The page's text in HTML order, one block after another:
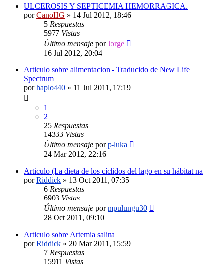
ULCEROSIS Y SEPTICEMIA HEMORRAGICA.
porCanoHG » 14 Jul 2012, 18:46
5 Respuestas
5977 Vistas
Último mensaje porJorge
16 Jul 2012, 20:04
Articulo sobre alimentacion - Traducido de New Life
Spectrum
porhaplo440 » 11 Jul 2011, 17:19
1
2
25 Respuestas
14333 Vistas
Último mensaje porp-luka
24 Mar 2012, 22:16
Articulo (La dieta de los cíclidos del lago en su hábitat na
porRiddick » 13 Oct 2011, 07:35
6 Respuestas
6903 Vistas
Último mensaje pormpulungu30
28 Oct 2011, 09:10
Articulo sobre Artemia salina
porRiddick » 20 Mar 2011, 15:59
7 Respuestas
15911 Vistas